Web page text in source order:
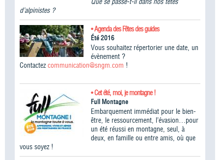
d’alpinistes ?
• Agenda des Fêtes des guides
Été 2016
Vous souhaitez répertorier une date, un
évènement ?
Contactezcommunication@sngm.com !
• Cet été, moi, je montagne !
Full Montagne
Embarquement immédiat pour le bien-
être, le ressourcement, l’évasion…pour
un été réussi en montagne, seul, à
deux, en famille ou entre amis, où que
vous soyez !